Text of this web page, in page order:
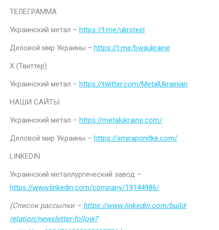
ТЕЛЕГРАММА
Украинский метал – https://t.me/ukrsteel
Деловой мир Украины – https://t.me/bwaukraine
Х (Твиттер)
Украинский метал – https://twitter.com/MetalUkrainian
НАШИ САЙТЫ
Украинский метал – https://metalukraine.com/
Деловой мир Украины – https://smiraponitke.com/
LINKEDIN
Украинский металлургический завод –
https://www.linkedin.com/company/19144986/
(Список рассылки – https://www.linkedin.com/build-
relation/newsletter-follow?